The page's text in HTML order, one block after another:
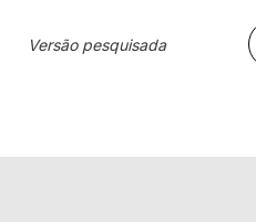
Versão pesquisada